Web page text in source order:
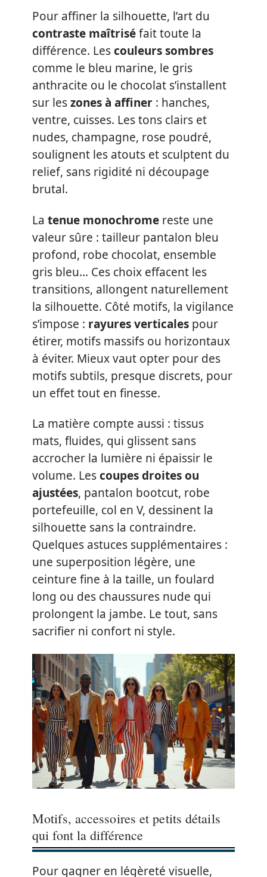
Pour affiner la silhouette, l’art du
contraste maîtriséfait toute la
différence. Lescouleurs sombres
comme le bleu marine, le gris
anthracite ou le chocolat s’installent
sur leszones à affiner : hanches,
ventre, cuisses. Les tons clairs et
nudes, champagne, rose poudré,
soulignent les atouts et sculptent du
relief, sans rigidité ni découpage
brutal.
La tenue monochrome reste une
valeur sûre : tailleur pantalon bleu
profond, robe chocolat, ensemble
gris bleu… Ces choix effacent les
transitions, allongent naturellement
la silhouette. Côté motifs, la vigilance
s’impose : rayures verticales pour
étirer, motifs massifs ou horizontaux
à éviter. Mieux vaut opter pour des
motifs subtils, presque discrets, pour
un effet tout en finesse.
La matière compte aussi : tissus
mats, fluides, qui glissent sans
accrocher la lumière ni épaissir le
volume. Lescoupes droites ou
ajustées, pantalon bootcut, robe
portefeuille, col en V, dessinent la
silhouette sans la contraindre.
Quelques astuces supplémentaires :
une superposition légère, une
ceinture fine à la taille, un foulard
long ou des chaussures nude qui
prolongent la jambe. Le tout, sans
sacrifier ni confort ni style.
Motifs, accessoires et petits détails
qui font la différence
Pour gagner en légèreté visuelle,